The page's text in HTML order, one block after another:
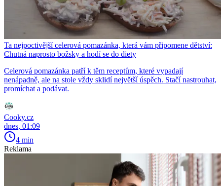
Ta nejpoctivější celerová pomazánka, která vám připomene dětství:
Chutná naprosto božsky a hodí se do diety
Celerová pomazánka patří k těm receptům, které vypadají
nenápadně, ale na stole vždy sklidí největší úspěch. Stačí nastrouhat,
promíchat a podávat.
Cooky.cz
dnes, 01:09
4 min
Reklama